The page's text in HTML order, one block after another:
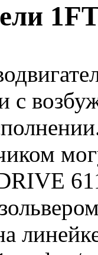
с